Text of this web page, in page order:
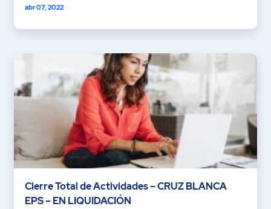
abr 07, 2022
Cierre Total de Actividades – CRUZ BLANCA
EPS – EN LIQUIDACIÓN